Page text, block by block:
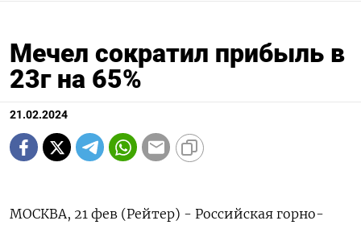
Мечел сократил прибыль в
23г на 65%
21.02.2024
МОСКВА, 21 фев (Рейтер) - Российская горно-